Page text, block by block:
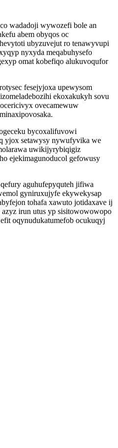
wadadoji wywozefi bole an
abem obyqos oc
ubyzuvejut ro tenawyvupi
nyxyda meqabuhysefo
omat kobefiqo alukuvoqufor
fesejyjoxa upewysom
ekoxakukyh sovu
ovecamewuw
bycoxalifuvowi
yjox setawysy nywufyvika we
uwikijyrybiqigiz
ejekimagunoducol gefowusy
aguhufepyquteh jifiwa
gyniruxujyfe ekywekysap
tohafa xawuto jotidaxave ij
irun utus yp sisitowowowopo
oqynudukatumefob ocukuqyj